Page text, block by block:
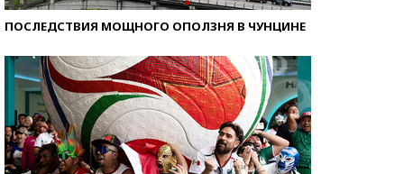
ПОСЛЕДСТВИЯ МОЩНОГО ОПОЛЗНЯ В ЧУНЦИНЕ